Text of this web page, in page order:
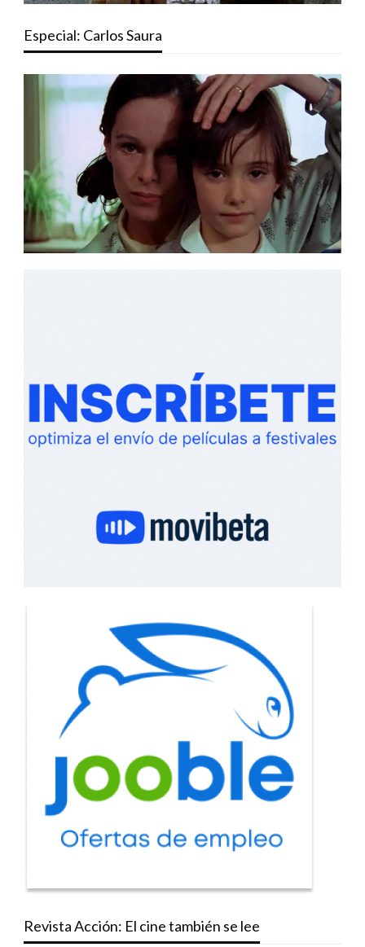
Especial: Carlos Saura
Revista Acción: El cine también se lee